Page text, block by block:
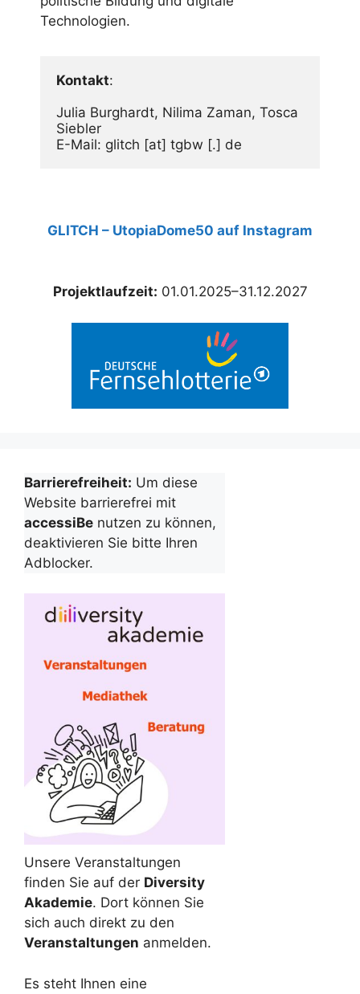
Technologien.
Kontakt:
Julia Burghardt, Nilima Zaman, Tosca
Siebler
E-Mail: glitch [at] tgbw [.] de
GLITCH – UtopiaDome50 auf Instagram
Projektlaufzeit: 01.01.2025–31.12.2027
Barrierefreiheit: Um diese
Website barrierefrei mit
accessiBe nutzen zu können,
deaktivieren Sie bitte Ihren
Adblocker.
Unsere Veranstaltungen
finden Sie auf der Diversity
Akademie. Dort können Sie
sich auch direkt zu den
Veranstaltungen anmelden.
Es steht Ihnen eine